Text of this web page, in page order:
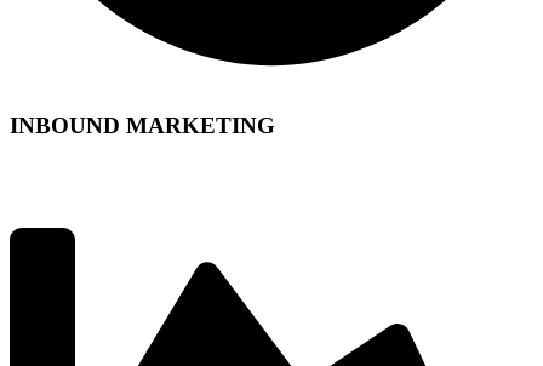
INBOUND MARKETING